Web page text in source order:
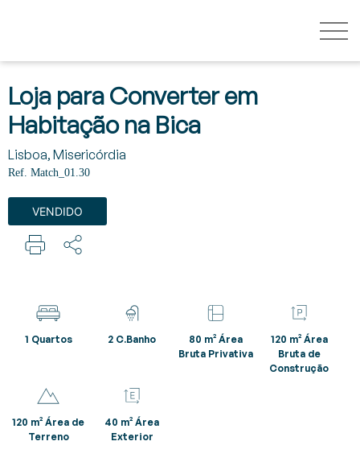
COMPRAR
SOBRE NÓS
Loja para Converter em
Habitação na Bica
Lisboa, Misericórdia
Ref. Match_01.30
VENDIDO
1 Quartos 2 C.Banho
80 m² Área
Bruta Privativa
120 m² Área
Bruta de
Construção
120 m² Área de
Terreno
40 m² Área
Exterior